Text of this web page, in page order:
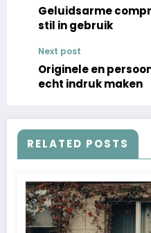
Geluidsarme
stil in gebruik
Next post
Originele en
echt indruk maken
RELATED POSTS